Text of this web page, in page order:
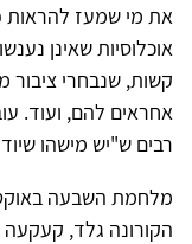
את מי שמעז להראות
אוכלוסיות שאינן
קשות, שנבחרי
אחראים להם, ועוד.
רבים ש"יש מישהו
מלחמת השבעה
הקורונה גלד,